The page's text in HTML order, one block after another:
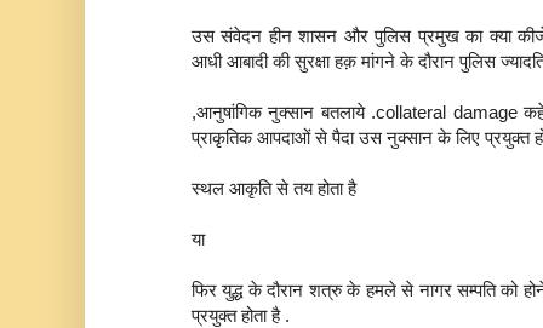
उस संवेदन हीन शासन और पुलिस प्रमुख का क्या
आधी आबादी की सुरक्षा हक़ मांगने के दौरान पुलिस
,आनुषांगिक नुक्सान बतलाये .collateral damage
प्राकृतिक आपदाओं से पैदा उस नुक्सान के लिए प्रयुक्त
स्थल आकृति से तय होता है
या
फिर युद्ध के दौरान शत्रु के हमले से नागर सम्पति को
प्रयुक्त होता है .